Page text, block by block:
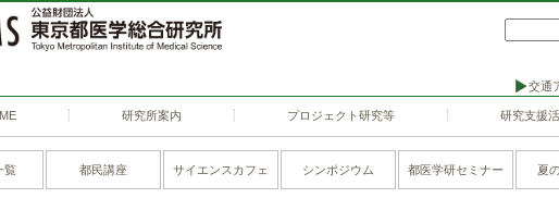
交通
研究所案内 プロジェクト研究等 研究支援
覧 都民講座 サイエンスカフェ シンポジウム 都医学研セミナー 夏